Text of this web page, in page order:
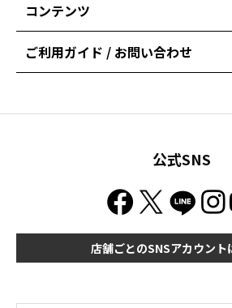
コンテンツ
ご利用ガイド / お問い合わせ
公式SNS
店舗ごとのSNSアカウント